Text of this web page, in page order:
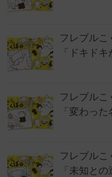
フレブルこ
「ドキドキ
フレブルこ
「変わった
フレブルこ
「未知と